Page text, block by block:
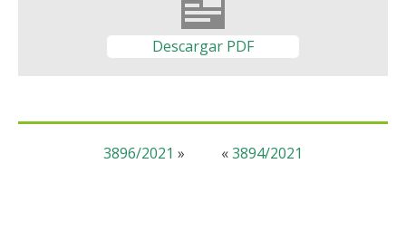
Descargar PDF
«3894/2021
3896/2021 »